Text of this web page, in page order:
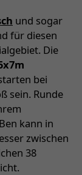
und sogar
für diesen
Die
bei
sein. Runde
kann in
zwischen
38